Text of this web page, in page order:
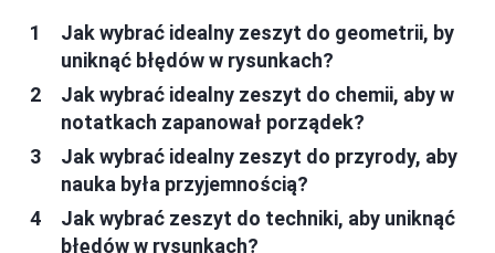
Jak wybrać idealny zeszyt do geometrii, by
uniknąć błędów w rysunkach?
Jak wybrać idealny zeszyt do chemii, aby w
notatkach zapanował porządek?
Jak wybrać idealny zeszyt do przyrody, aby
nauka była przyjemnością?
Jak wybrać zeszyt do techniki, aby uniknąć
błędów w rysunkach?